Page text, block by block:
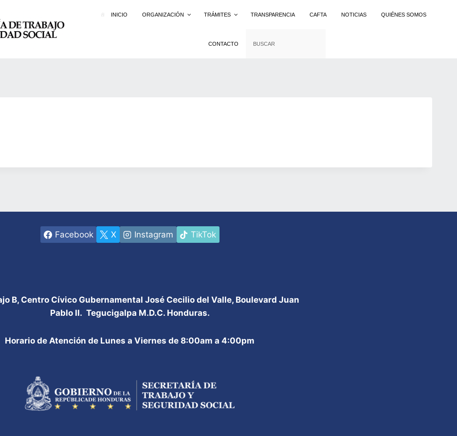
INICIO ORGANIZACIÓN TRÁMITES TRANSPARENCIA CAFTA NOTICIAS QUIÉNES SOMOS
CONTACTO
Facebook X Instagram TikTok
B, Centro Cívico Gubernamental José Cecilio del Valle, Boulevard Juan
Pablo II. Tegucigalpa M.D.C. Honduras.
Horario de Atención de Lunes a Viernes de 8:00am a 4:00pm